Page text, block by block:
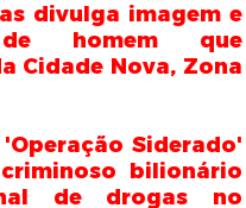
divulga imagem e
homem que
Cidade Nova, Zona
Siderado'
bilionário
de drogas no